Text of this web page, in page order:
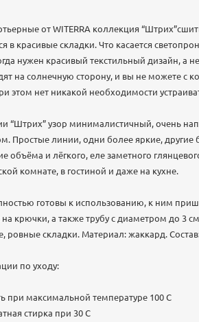
от WITERRA коллекция
в красивые складки. Что касается
нужен красивый текстильный дизайн, а
на солнечную сторону, и вы не можете с
этом нет никакой необходимости
“Штрих” узор минималистичный, очень
Простые линии, одни более яркие, другие
объёма и лёгкого, еле заметного
комнате, в гостиной и даже на кухне.
готовы к использованию, к ним
на крючки, а также трубу с диаметром до 3
ровные складки. Материал: жаккард.
по уходу:
при максимальной температуре 100 C
стирка при 30 С